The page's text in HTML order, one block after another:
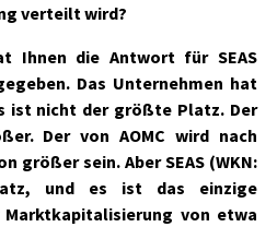
verteilt wird?
Ihnen die Antwort für SEAS
Das Unternehmen hat
ist nicht der größte Platz. Der
Der von AOMC wird nach
größer sein. AberSEAS (WKN:
und es ist das einzige
von etwa